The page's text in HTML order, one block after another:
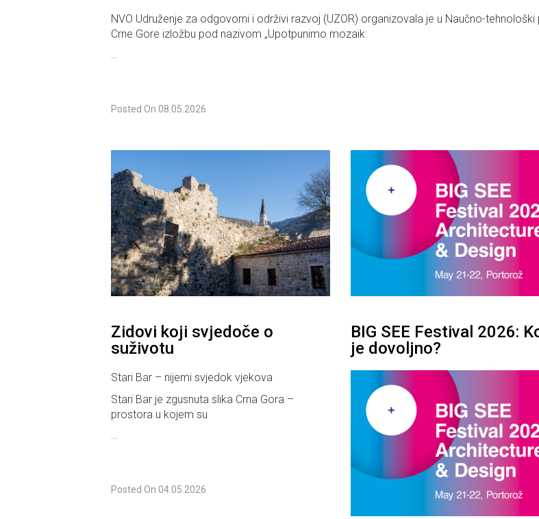
Posted On 08.05.2026
NVO Udruženje za odgovorni i održivi razvoj (UZOR) organizovala je u Naučno-tehnološki
Crne Gore izložbu pod nazivom „Upotpunimo mozaik:
Posted On 04.05.2026
Zidovi koji svjedoče o
suživotu
Stari Bar – nijemi svjedok vjekova
Stari Bar je zgusnuta slika Crna Gora –
prostora u kojem su
BIG SEE Festival 2026:
je dovoljno?